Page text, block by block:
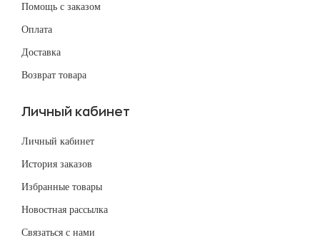
Помощь с заказом
Оплата
Доставка
Возврат товара
Личный кабинет
Личный кабинет
История заказов
Избранные товары
Новостная рассылка
Связаться с нами